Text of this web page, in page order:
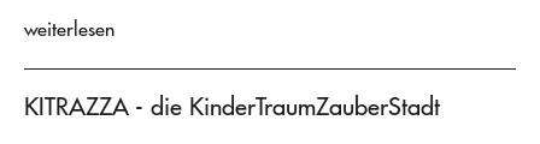
weiterlesen
KITRAZZA - die KinderTraumZauberStadt